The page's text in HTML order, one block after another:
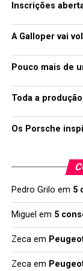
Inscrições
A Galloper vai
Pouco mais de
Toda a
Os Porsche
Pedro Grilo em 5
Miguel em 5
Zecaem
Zecaem